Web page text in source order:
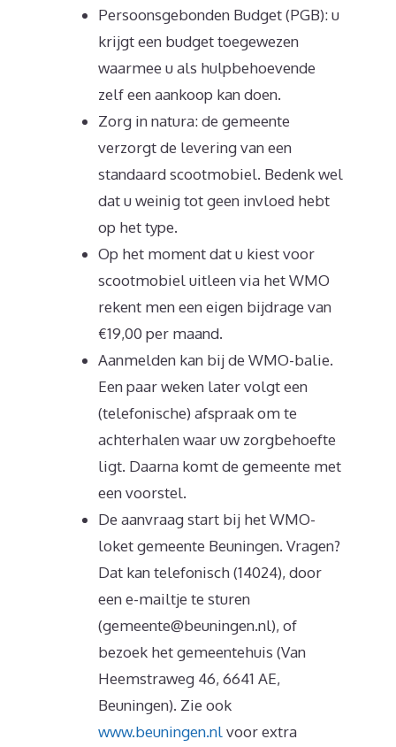
Persoonsgebonden Budget (PGB): u
krijgt een budget toegewezen
waarmee u als hulpbehoevende
zelf een aankoop kan doen.
Zorg in natura: de gemeente
verzorgt de levering van een
standaard scootmobiel. Bedenk wel
dat u weinig tot geen invloed hebt
op het type.
Op het moment dat u kiest voor
scootmobiel uitleen via het WMO
rekent men een eigen bijdrage van
€19,00 per maand.
Aanmelden kan bij de WMO-balie.
Een paar weken later volgt een
(telefonische) afspraak om te
achterhalen waar uw zorgbehoefte
ligt. Daarna komt de gemeente met
een voorstel.
De aanvraag start bij het WMO-
loket gemeente Beuningen. Vragen?
Dat kan telefonisch (14024), door
een e-mailtje te sturen
(gemeente@beuningen.nl), of
bezoek het gemeentehuis (Van
Heemstraweg 46, 6641 AE,
Beuningen). Zie ook
www.beuningen.nlvoor extra